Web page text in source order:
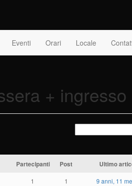
Eventi Orari Locale
+ ingresso
Partecipanti Post Ultimo
1 1 9 anni, 11